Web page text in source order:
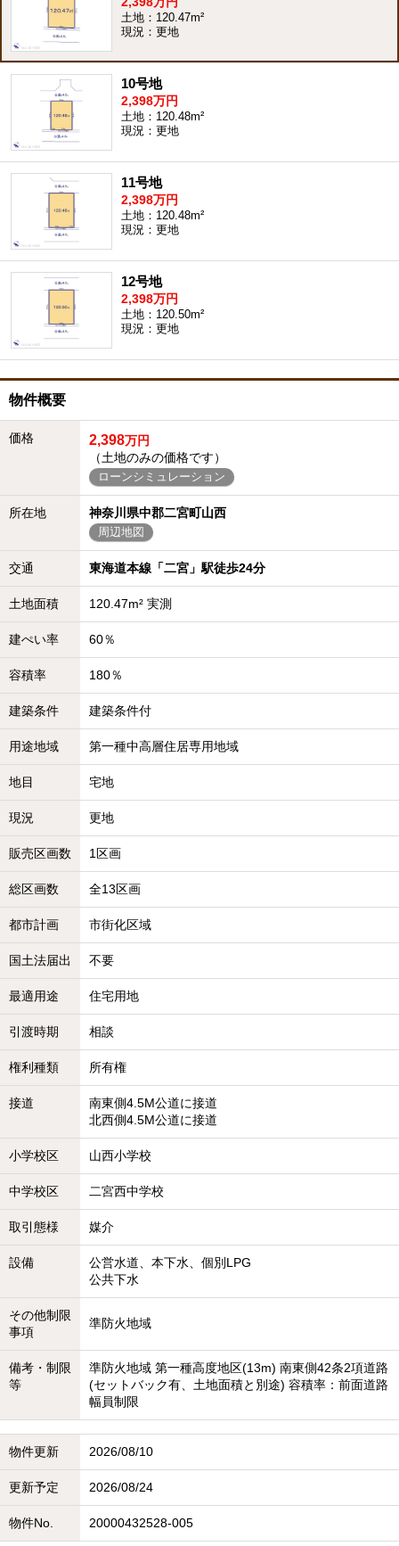
土地：120.47m²
現況：更地
10号地
2,398万円
土地：120.48m²
現況：更地
11号地
2,398万円
土地：120.48m²
現況：更地
12号地
2,398万円
土地：120.50m²
現況：更地
物件概要
価格 2,398万円
（土地のみの価格です）
ローンシミュレーション
所在地 神奈川県中郡二宮町山西
周辺地図
交通 東海道本線「二宮」駅徒歩24分
土地面積 120.47m² 実測
建ぺい率 60％
容積率 180％
建築条件 建築条件付
用途地域 第一種中高層住居専用地域
地目 宅地
現況 更地
販売区画数 1区画
総区画数 全13区画
都市計画 市街化区域
国土法届出 不要
最適用途 住宅用地
引渡時期 相談
権利種類 所有権
接道
南東側4.5M公道に接道
北西側4.5M公道に接道
小学校区 山西小学校
中学校区 二宮西中学校
取引態様 媒介
設備
公営水道、本下水、個別LPG
公共下水
その他制限
事項
準防火地域
備考・制限
等
準防火地域 第一種高度地区(13m) 南東側42条2項道路
(セットバック有、土地面積と別途) 容積率：前面道路
幅員制限
物件更新 2026/08/10
更新予定 2026/08/24
物件No. 20000432528-005